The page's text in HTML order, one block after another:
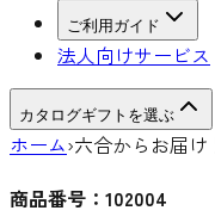
ご利用ガイド
法人向けサービス
カタログギフトを選ぶ
ホーム›六合からお届
商品番号： 102004